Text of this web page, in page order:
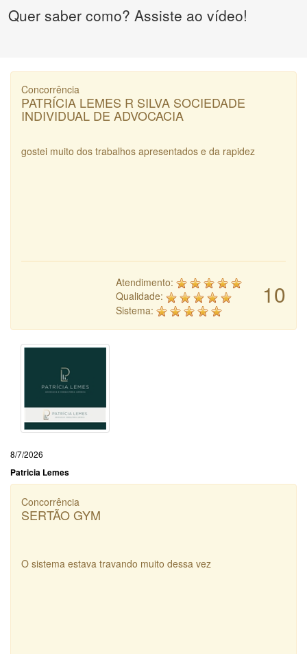
Quer saber como? Assiste ao vídeo!
Concorrência
PATRÍCIA LEMES R SILVA SOCIEDADE
INDIVIDUAL DE ADVOCACIA
gostei muito dos trabalhos apresentados e da rapidez
10
Atendimento:
Qualidade:
Sistema:
8/7/2026
Patricia Lemes
Concorrência
SERTÃO GYM
O sistema estava travando muito dessa vez